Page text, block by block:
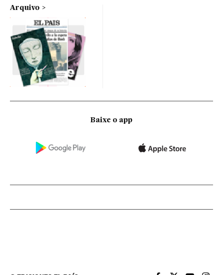
Arquivo
Baixe o app